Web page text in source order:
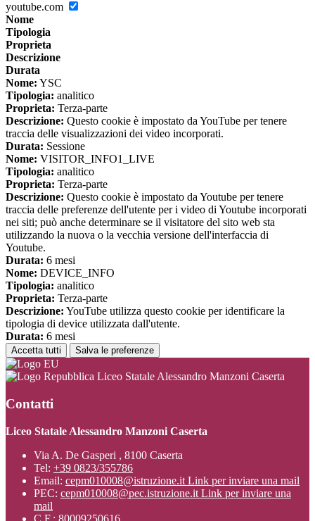
youtube.com
Nome
Tipologia
Proprieta
Descrizione
Durata
Nome: YSC
Tipologia: analitico
Proprieta: Terza-parte
Descrizione: Questo cookie è impostato da YouTube per tenere
traccia delle visualizzazioni dei video incorporati.
Durata: Sessione
Nome: VISITOR_INFO1_LIVE
Tipologia: analitico
Proprieta: Terza-parte
Descrizione: Questo cookie è impostato da Youtube per tenere
traccia delle preferenze dell'utente per i video di Youtube incorporati
nei siti; può anche determinare se il visitatore del sito web sta
utilizzando la nuova o la vecchia versione dell'interfaccia di
Youtube.
Durata: 6 mesi
Nome: DEVICE_INFO
Tipologia: analitico
Proprieta: Terza-parte
Descrizione: YouTube utilizza questo cookie per identificare la
tipologia di device utilizzata dall'utente.
Durata: 6 mesi
Accetta tutti Salva le preferenze
Liceo Statale Alessandro Manzoni Caserta
Contatti
Liceo Statale Alessandro Manzoni Caserta
Via A. De Gasperi , 8100 Caserta
Tel: +39 0823/355786
Email: cepm010008@istruzione.it Link per inviare una mail
PEC: cepm010008@pec.istruzione.it Link per inviare una
mail
C.F.: 80009250616